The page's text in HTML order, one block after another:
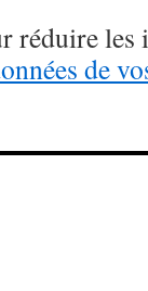
réduire les
de